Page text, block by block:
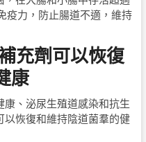
疫力，防止腸道不適，維持
充劑可以恢復
康
、泌尿生殖道感染和抗生
恢復和維持陰道菌羣的健